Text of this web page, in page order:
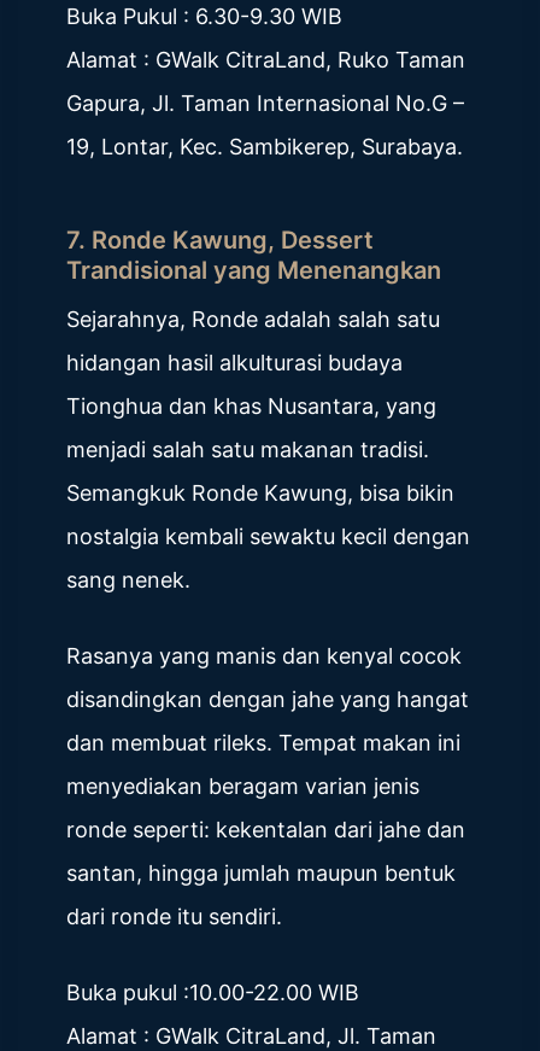
Buka Pukul : 6.30-9.30 WIB
Alamat : GWalk CitraLand, Ruko Taman
Gapura, Jl. Taman Internasional No.G –
19, Lontar, Kec. Sambikerep, Surabaya.
7. Ronde Kawung, Dessert
Trandisional yang Menenangkan
Sejarahnya, Ronde adalah salah satu
hidangan hasil alkulturasi budaya
Tionghua dan khas Nusantara, yang
menjadi salah satu makanan tradisi.
Semangkuk Ronde Kawung, bisa bikin
nostalgia kembali sewaktu kecil dengan
sang nenek.
Rasanya yang manis dan kenyal cocok
disandingkan dengan jahe yang hangat
dan membuat rileks. Tempat makan ini
menyediakan beragam varian jenis
ronde seperti: kekentalan dari jahe dan
santan, hingga jumlah maupun bentuk
dari ronde itu sendiri.
Buka pukul :10.00-22.00 WIB
Alamat : GWalk CitraLand, Jl. Taman